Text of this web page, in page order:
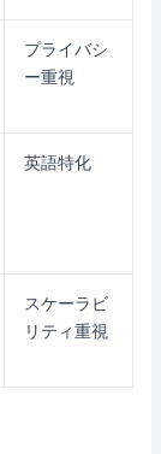
プライバシ
ー重視
英語特化
スケーラビ
リティ重視